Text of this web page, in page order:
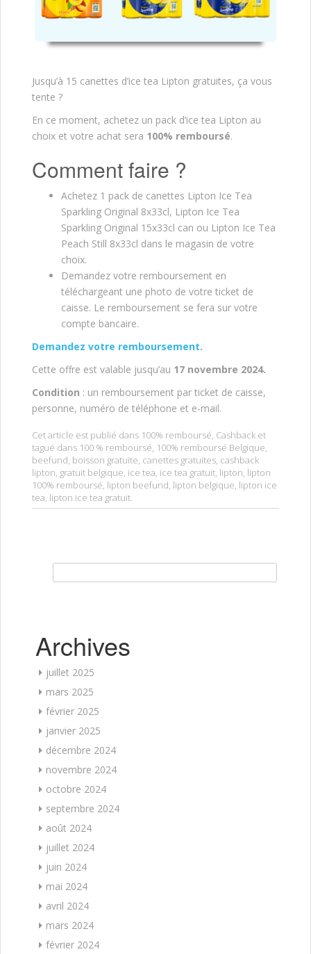
Jusqu’à 15 canettes d’ice tea Lipton gratuites, ça vous
tente ?
En ce moment, achetez un pack d’ice tea Lipton au
choix et votre achat sera 100% remboursé.
Comment faire ?
Achetez 1 pack de canettes Lipton Ice Tea
Sparkling Original 8x33cl, Lipton Ice Tea
Sparkling Original 15x33cl can ou Lipton Ice Tea
Peach Still 8x33cl dans le magasin de votre
choix.
Demandez votre remboursement en
téléchargeant une photo de votre ticket de
caisse. Le remboursement se fera sur votre
compte bancaire.
Demandez votre remboursement.
Cette offre est valable jusqu’au 17 novembre 2024.
Condition : un remboursement par ticket de caisse,
personne, numéro de téléphone et e-mail.
Cet article est publié dans 100% remboursé, Cashback et
tagué dans 100 % remboursé, 100% remboursé Belgique,
beefund, boisson gratuite, canettes gratuites, cashback
lipton, gratuit belgique, ice tea, ice tea gratuit, lipton, lipton
100% remboursé, lipton beefund, lipton belgique, lipton ice
tea, lipton ice tea gratuit.
Archives
juillet 2025
mars 2025
février 2025
janvier 2025
décembre 2024
novembre 2024
octobre 2024
septembre 2024
août 2024
juillet 2024
juin 2024
mai 2024
avril 2024
mars 2024
février 2024